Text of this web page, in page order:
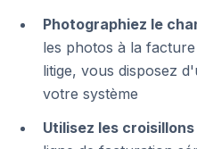
Photographiez le
les photos à la
litige, vous disposez
votre système
Utilisez les